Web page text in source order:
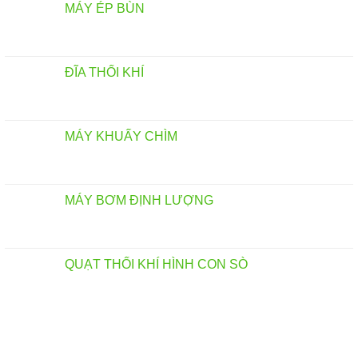
MÁY ÉP BÙN
ĐĨA THỔI KHÍ
MÁY KHUẤY CHÌM
MÁY BƠM ĐỊNH LƯỢNG
QUẠT THỔI KHÍ HÌNH CON SÒ